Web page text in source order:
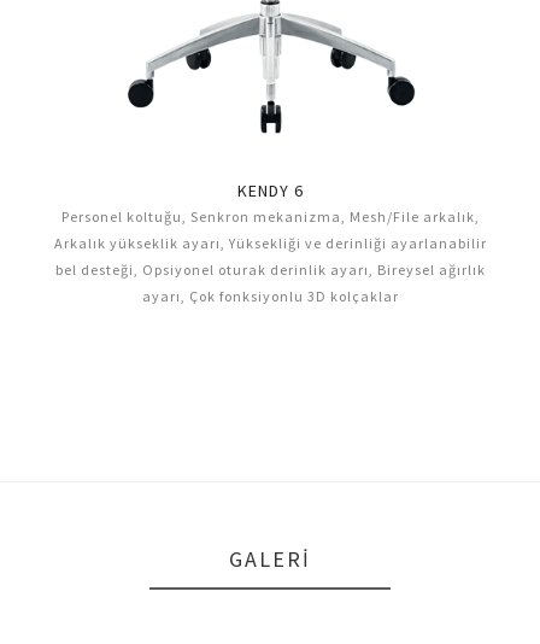
KENDY 6
Personel koltuğu, Senkron mekanizma, Mesh/File arkalık,
Arkalık yükseklik ayarı, Yüksekliği ve derinliği ayarlanabilir
bel desteği, Opsiyonel oturak derinlik ayarı, Bireysel ağırlık
ayarı, Çok fonksiyonlu 3D kolçaklar
GALERI